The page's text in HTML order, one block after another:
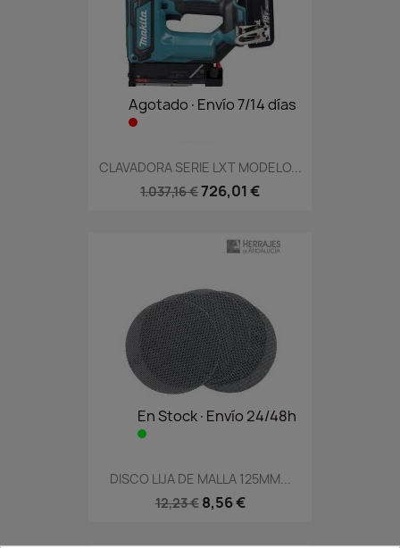
Agotado·Envío 7/14 días
CLAVADORA SERIE LXT MODELO...
1.037,16 €726,01 €
En Stock·Envío 24/48h
DISCO LIJA DE MALLA 125MM...
12,23 € 8,56 €